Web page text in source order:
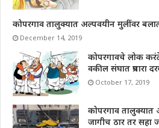
कोपरगाव तालुक्यात अल्पवयीन मुलींवर
December 14, 2019
कोपरगावचे लोक
वकील संघात प्रचारा
October 17, 2019
कोपरगाव
जागीच ठार तर सहा